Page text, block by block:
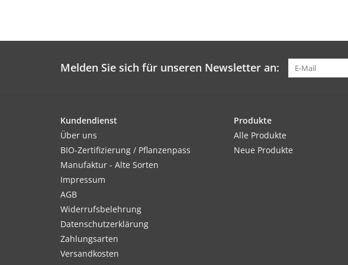
Melden Sie sich für unseren Newsletter an:
Kundendienst
Über uns
BIO-Zertifizierung / Pflanzenpass
Manufaktur - Alte Sorten
Impressum
AGB
Widerrufsbelehrung
Datenschutzerklärung
Zahlungsarten
Versandkosten
Produkte
Alle Produkte
Neue Produkte